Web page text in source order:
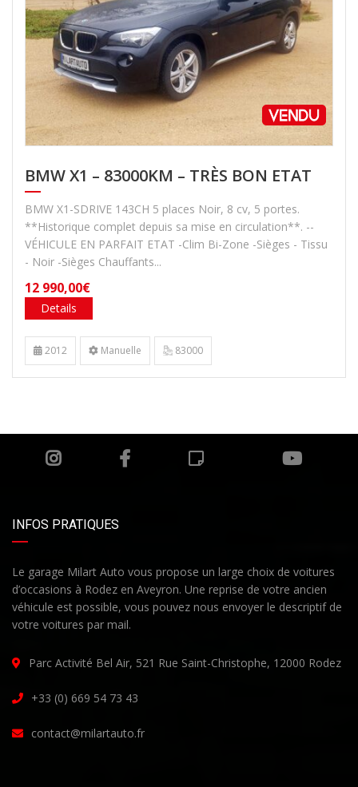
BMW X1 – 83000KM – TRÈS BON ETAT
BMW X1-SDRIVE 143CH 5 places Noir, 8 cv, 5 portes.
**Historique complet depuis sa mise en circulation**. --
VÉHICULE EN PARFAIT ETAT -Clim Bi-Zone -Sièges - Tissu
- Noir -Sièges Chauffants...
12 990,00€
Details
2012 Manuelle 83000
INFOS PRATIQUES
Le garage Milart Auto vous propose un large choix de voitures
d’occasions à Rodez en Aveyron. Une reprise de votre ancien
véhicule est possible, vous pouvez nous envoyer le descriptif de
votre voitures par mail.
Parc Activité Bel Air, 521 Rue Saint-Christophe, 12000 Rodez
+33 (0) 669 54 73 43
contact@milartauto.fr